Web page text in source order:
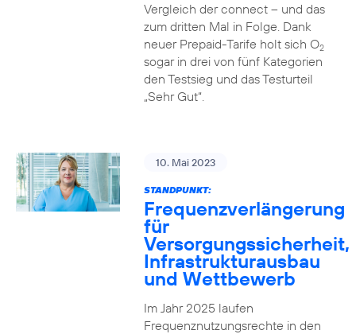
Vergleich der connect – und das
zum dritten Mal in Folge. Dank
neuer Prepaid-Tarife holt sich O2
sogar in drei von fünf Kategorien
den Testsieg und das Testurteil
„Sehr Gut“.
10. Mai 2023
STANDPUNKT:
Frequenzverlängerung
für
Versorgungssicherheit,
Infrastrukturausbau
und Wettbewerb
Im Jahr 2025 laufen
Frequenznutzungsrechte in den